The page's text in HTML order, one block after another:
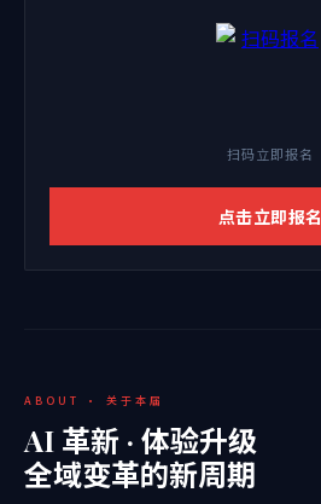
扫码立即报名
点击立即报名
ABOUT · 关于本届
AI 革新 · 体验升级
全域变革的新周期